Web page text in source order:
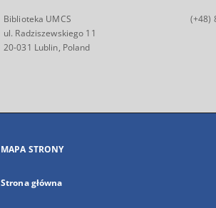
Biblioteka UMCS
ul. Radziszewskiego 11
20-031 Lublin, Poland
(+48)
MAPA STRONY
Strona główna